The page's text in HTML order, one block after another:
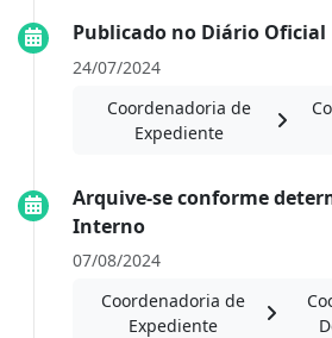
Publicado no Diário Oficial
24/07/2024
Coordenadoria de
Expediente
Arquive-se conforme
Interno
07/08/2024
Coordenadoria de
Expediente